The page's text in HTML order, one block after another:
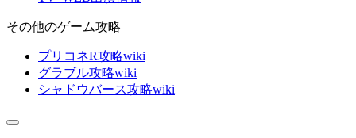
その他のゲーム攻略
プリコネR攻略wiki
グラブル攻略wiki
シャドウバース攻略wiki